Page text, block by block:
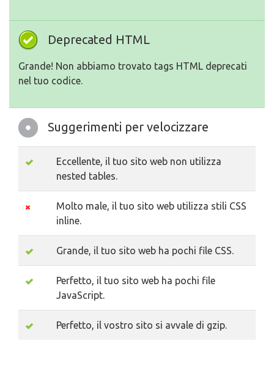
Deprecated HTML
Grande! Non abbiamo trovato tags HTML deprecati
nel tuo codice.
Suggerimenti per velocizzare
Eccellente, il tuo sito web non utilizza
nested tables.
Molto male, il tuo sito web utilizza stili CSS
inline.
Grande, il tuo sito web ha pochi file CSS.
Perfetto, il tuo sito web ha pochi file
JavaScript.
Perfetto, il vostro sito si avvale di gzip.